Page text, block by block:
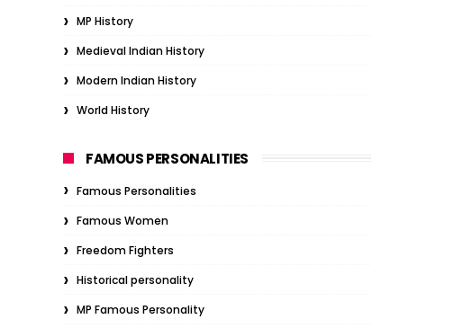
MP History
Medieval Indian History
Modern Indian History
World History
FAMOUS PERSONALITIES
Famous Personalities
Famous Women
Freedom Fighters
Historical personality
MP Famous Personality